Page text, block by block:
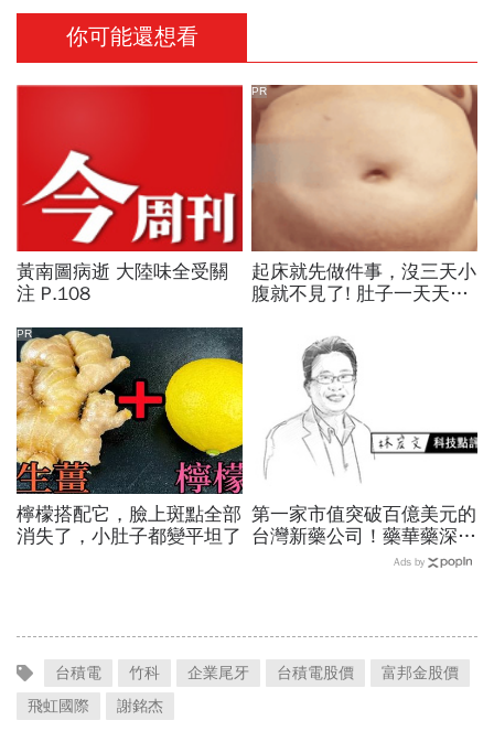
你可能還想看
黃南圖病逝 大陸味全受關
注 P.108
起床就先做件事，沒三天小
腹就不見了! 肚子一天天變
PR
檸檬搭配它，臉上斑點全部
消失了，小肚子都變平坦了
PR
第一家市值突破百億美元的
台灣新藥公司！藥華藥深耕
全球市場，能成為下一個武
Ads by
台積電 竹科 企業尾牙 台積電股價
富邦金股價
飛虹國際
謝銘杰